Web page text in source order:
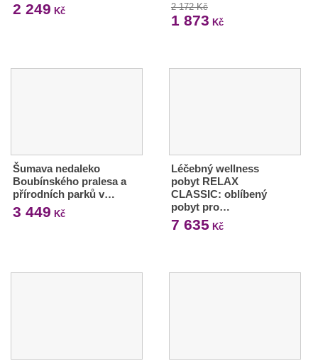
2 249 Kč 2 172 Kč
1 873 Kč
Šumava nedaleko
Boubínského pralesa a
přírodních parků v…
3 449 Kč
Léčebný wellness
pobyt RELAX
CLASSIC: oblíbený
pobyt pro…
7 635 Kč